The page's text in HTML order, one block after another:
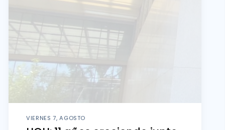
VIERNES 7, AGOSTO